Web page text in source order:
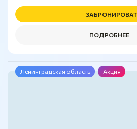
ПОДРОБНЕЕ
Ленинградская область Акция